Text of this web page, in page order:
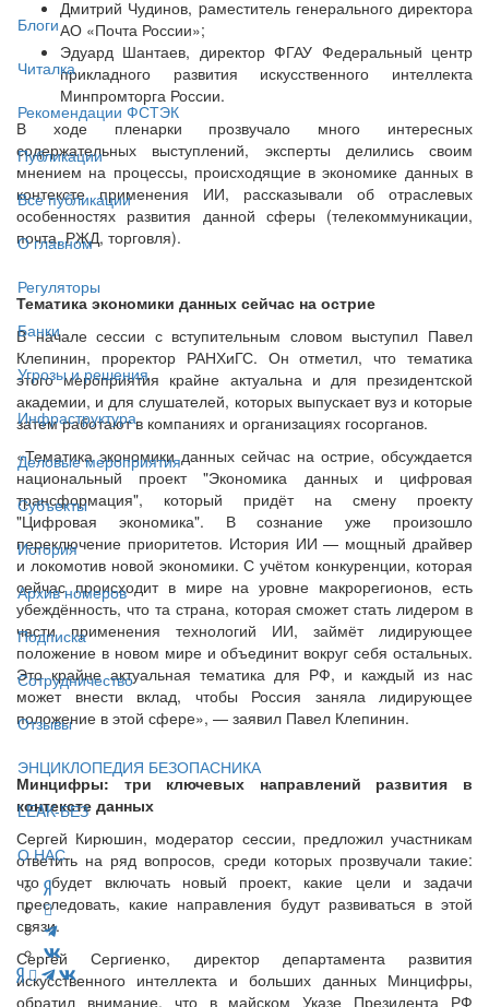
Блоги
Читалка
Рекомендации ФСТЭК
Публикации
Все публикации
О главном
Регуляторы
Банки
Угрозы и решения
Инфраструктура
Деловые мероприятия
Субъекты
История
Архив номеров
Подписка
Сотрудничество
Отзывы
ЭНЦИКЛОПЕДИЯ БЕЗОПАСНИКА
LEAK-БЕЗ
О НАС
Дмитрий Чудинов, pаместитель генерального директора
АО «Почта России»;
Эдуард Шантаев, директор ФГАУ Федеральный центр
прикладного развития искусственного интеллекта
Минпромторга России.
В ходе пленарки прозвучало много интересных
содержательных выступлений, эксперты делились своим
мнением на процессы, происходящие в экономике данных в
контексте применения ИИ, рассказывали об отраслевых
особенностях развития данной сферы (телекоммуникации,
почта, РЖД, торговля).
Тематика экономики данных сейчас на острие
В начале сессии с вступительным словом выступил Павел
Клепинин, проректор РАНХиГС. Он отметил, что тематика
этого мероприятия крайне актуальна и для президентской
академии, и для слушателей, которых выпускает вуз и которые
затем работают в компаниях и организациях госорганов.
«Тематика экономики данных сейчас на острие, обсуждается
национальный проект "Экономика данных и цифровая
трансформация", который придёт на смену проекту
"Цифровая экономика". В сознание уже произошло
переключение приоритетов. История ИИ — мощный драйвер
и локомотив новой экономики. С учётом конкуренции, которая
сейчас происходит в мире на уровне макрорегионов, есть
убеждённость, что та страна, которая сможет стать лидером в
части применения технологий ИИ, займёт лидирующее
положение в новом мире и объединит вокруг себя остальных.
Это крайне актуальная тематика для РФ, и каждый из нас
может внести вклад, чтобы Россия заняла лидирующее
положение в этой сфере», — заявил Павел Клепинин.
Минцифры: три ключевых направлений развития в
контексте данных
Сергей Кирюшин, модератор сессии, предложил участникам
ответить на ряд вопросов, среди которых прозвучали такие:
что будет включать новый проект, какие цели и задачи
преследовать, какие направления будут развиваться в этой
связи.
Сергей Сергиенко, директор департамента развития
искусственного интеллекта и больших данных Минцифры,
обратил внимание, что в майском Указе Президента РФ